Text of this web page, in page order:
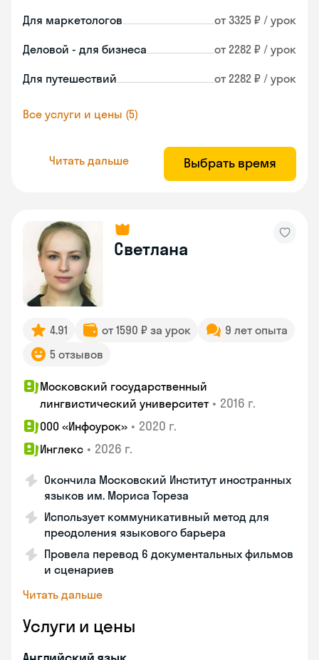
Для маркетологов от 3325 ₽ / урок
Деловой - для бизнеса от 2282 ₽ / урок
Для путешествий от 2282 ₽ / урок
Все услуги и цены (5)
Читать дальше Выбрать время
Светлана
4.91 от 1590 ₽ за урок
9 лет опыта
5 отзывов
Московский государственный
лингвистический университет • 2016 г.
ООО «Инфоурок» • 2020 г.
Инглекс • 2026 г.
Окончила Московский Институт иностранных
языков им. Мориса Тореза
Использует коммуникативный метод для
преодоления языкового барьера
Провела перевод 6 документальных фильмов
и сценариев
Читать дальше
Услуги и цены